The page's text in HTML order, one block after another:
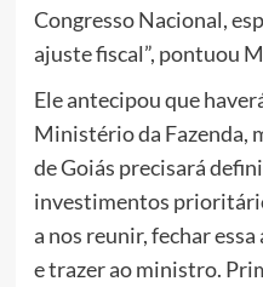
Congresso Nacional,
ajuste fiscal”, pontuou
Ele antecipou que
Ministério da Fazenda,
de Goiás precisará
investimentos
a nos reunir, fechar
e trazer ao ministro.